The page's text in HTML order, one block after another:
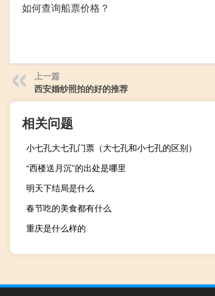
如何查询船票价格？
上一篇
西安婚纱照拍的好的推荐
相关问题
小七孔大七孔门票（大七孔和小七孔的区别）
“西楼送月沉”的出处是哪里
明天下结局是什么
春节吃的美食都有什么
重庆是什么样的